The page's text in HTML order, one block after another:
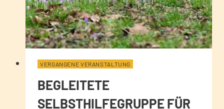
VERGANGENE VERANSTALTUNG
BEGLEITETE
SELBSTHILFEGRUPPE FÜR